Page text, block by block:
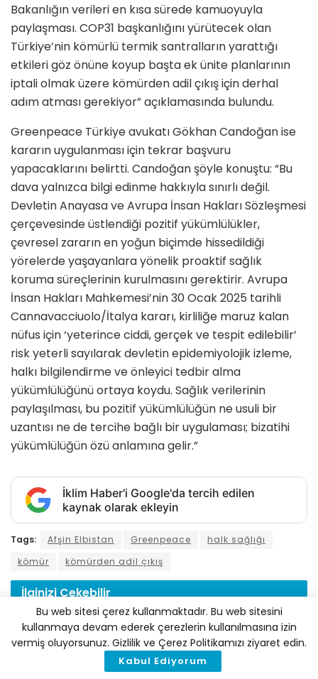
Bakanlığın verileri en kısa sürede kamuoyuyla
paylaşması. COP31 başkanlığını yürütecek olan
Türkiye’nin kömürlü termik santralların yarattığı
etkileri göz önüne koyup başta ek ünite planlarının
iptali olmak üzere kömürden adil çıkış için derhal
adım atması gerekiyor” açıklamasında bulundu.
Greenpeace Türkiye avukatı Gökhan Candoğan ise
kararın uygulanması için tekrar başvuru
yapacaklarını belirtti. Candoğan şöyle konuştu: “Bu
dava yalnızca bilgi edinme hakkıyla sınırlı değil.
Devletin Anayasa ve Avrupa İnsan Hakları Sözleşmesi
çerçevesinde üstlendiği pozitif yükümlülükler,
çevresel zararın en yoğun biçimde hissedildiği
yörelerde yaşayanlara yönelik proaktif sağlık
koruma süreçlerinin kurulmasını gerektirir. Avrupa
İnsan Hakları Mahkemesi’nin 30 Ocak 2025 tarihli
Cannavacciuolo/İtalya kararı, kirliliğe maruz kalan
nüfus için ‘yeterince ciddi, gerçek ve tespit edilebilir’
risk yeterli sayılarak devletin epidemiyolojik izleme,
halkı bilgilendirme ve önleyici tedbir alma
yükümlülüğünü ortaya koydu. Sağlık verilerinin
paylaşılması, bu pozitif yükümlülüğün ne usuli bir
uzantısı ne de tercihe bağlı bir uygulaması; bizatihi
yükümlülüğün özü anlamına gelir.”
İklim Haber'i Google'da tercih edilen
kaynak olarak ekleyin
Tags: Afşin Elbistan Greenpeace
halk sağlığı
kömür
kömürden adil çıkış
İlginiziÇekebilir
Bu web sitesi çerez kullanmaktadır. Bu web sitesini
kullanmaya devam ederek çerezlerin kullanılmasına izin
vermiş oluyorsunuz. Gizlilik ve Çerez Politikamızı ziyaret edin.
Kabul Ediyorum